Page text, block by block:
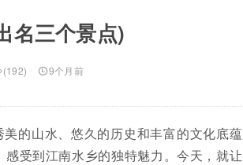
名三个景点)
(192) 9个月前
的山水、悠久的历史和丰富的文化底蕴
受到江南水乡的独特魅力。今天，就让